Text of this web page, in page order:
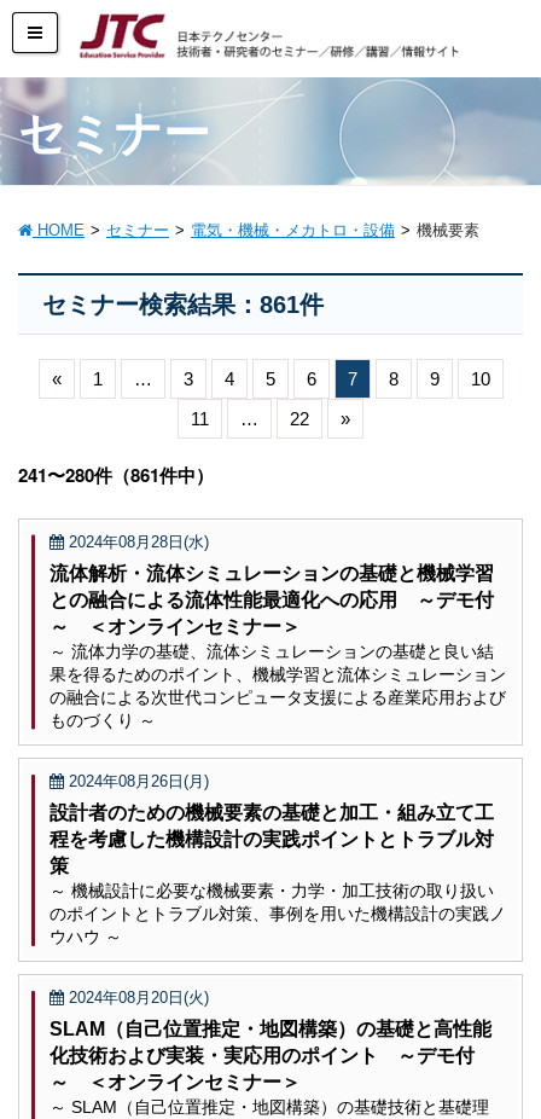
セミナー
HOME セミナー 電気・機械・メカトロ・設備 機械要素
セミナー検索結果：861件
« 1 … 3 4 5 6 7 8 9
10
11
… 22 »
241〜280件（861件中）
2024年08月28日(水)
流体解析・流体シミュレーションの基礎と機械学習
との融合による流体性能最適化への応用 ～デモ付
～ ＜オンラインセミナー＞
～ 流体力学の基礎、流体シミュレーションの基礎と良い結
果を得るためのポイント、機械学習と流体シミュレーション
の融合による次世代コンピュータ支援による産業応用および
ものづくり ～
2024年08月26日(月)
設計者のための機械要素の基礎と加工・組み立て工
程を考慮した機構設計の実践ポイントとトラブル対
策
～ 機械設計に必要な機械要素・力学・加工技術の取り扱い
のポイントとトラブル対策、事例を用いた機構設計の実践ノ
ウハウ ～
2024年08月20日(火)
SLAM（自己位置推定・地図構築）の基礎と高性能
化技術および実装・実応用のポイント ～デモ付
～ ＜オンラインセミナー＞
～ SLAM（自己位置推定・地図構築）の基礎技術と基礎理